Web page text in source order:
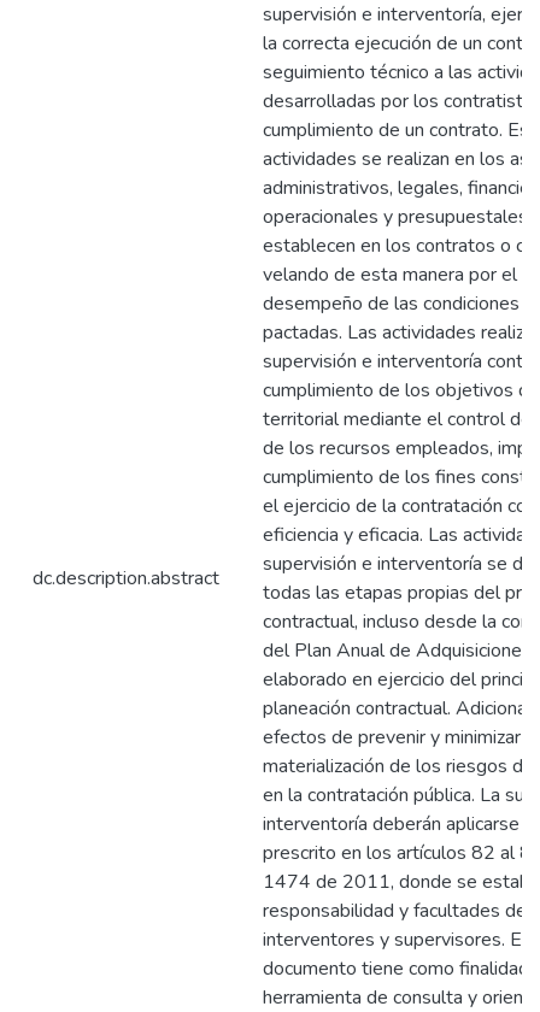
dc.description.abstract
supervisión e interventoría,
la correcta ejecución de un
seguimiento técnico a las
desarrolladas por los
cumplimiento de un contrato.
actividades se realizan en los
administrativos, legales,
operacionales y presupuestales
establecen en los contratos o
velando de esta manera por el
desempeño de las condiciones
pactadas. Las actividades
supervisión e interventoría
cumplimiento de los objetivos
territorial mediante el control de
de los recursos empleados,
cumplimiento de los fines
el ejercicio de la contratación
eficiencia y eficacia. Las
supervisión e interventoría se
todas las etapas propias del
contractual, incluso desde la
del Plan Anual de Adquisiciones
elaborado en ejercicio del
planeación contractual.
efectos de prevenir y minimizar la
materialización de los riesgos de
en la contratación pública. La
interventoría deberán aplicarse
prescrito en los artículos 82 al
1474 de 2011, donde se
responsabilidad y facultades de
interventores y supervisores. El
documento tiene como finalidad
herramienta de consulta y